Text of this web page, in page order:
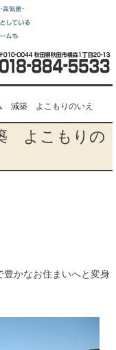
減築 よこもりのいえ
よこもりの
豊かなお住まいへと変身